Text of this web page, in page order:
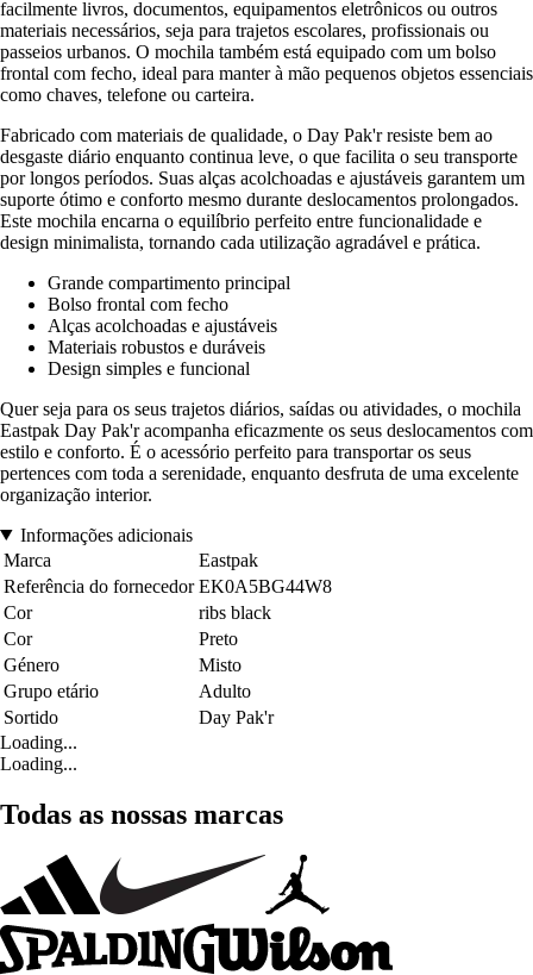
facilmente livros, documentos, equipamentos eletrônicos ou outros
materiais necessários, seja para trajetos escolares, profissionais ou
passeios urbanos. O mochila também está equipado com um bolso
frontal com fecho, ideal para manter à mão pequenos objetos essenciais
como chaves, telefone ou carteira.
Fabricado com materiais de qualidade, o Day Pak'r resiste bem ao
desgaste diário enquanto continua leve, o que facilita o seu transporte
por longos períodos. Suas alças acolchoadas e ajustáveis garantem um
suporte ótimo e conforto mesmo durante deslocamentos prolongados.
Este mochila encarna o equilíbrio perfeito entre funcionalidade e
design minimalista, tornando cada utilização agradável e prática.
Grande compartimento principal
Bolso frontal com fecho
Alças acolchoadas e ajustáveis
Materiais robustos e duráveis
Design simples e funcional
Quer seja para os seus trajetos diários, saídas ou atividades, o mochila
Eastpak Day Pak'r acompanha eficazmente os seus deslocamentos com
estilo e conforto. É o acessório perfeito para transportar os seus
pertences com toda a serenidade, enquanto desfruta de uma excelente
organização interior.
Informações adicionais
Marca
Eastpak
Referência do fornecedor EK0A5BG44W8
Cor
ribs black
Cor
Preto
Género
Misto
Grupo etário
Adulto
Sortido
Day Pak'r
Loading...
Loading...
Todas as nossas marcas